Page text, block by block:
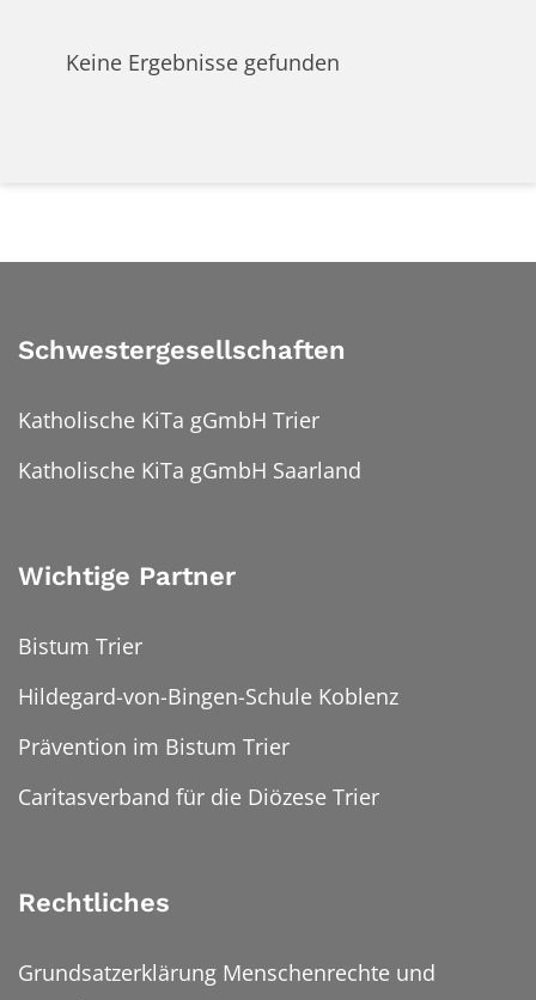
Keine Ergebnisse gefunden
Schwestergesellschaften
Katholische KiTa gGmbH Trier
Katholische KiTa gGmbH Saarland
Wichtige Partner
Bistum Trier
Hildegard-von-Bingen-Schule Koblenz
Prävention im Bistum Trier
Caritasverband für die Diözese Trier
Rechtliches
Grundsatzerklärung Menschenrechte und